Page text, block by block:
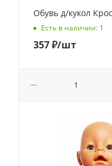
Обувь д/кукол
Есть в наличии: 1
357₽/шт